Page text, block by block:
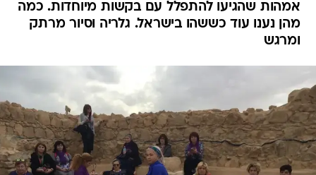
אמהות שהגיעו להתפלל עם בקשות מיוחדות. כמה
מהן נענו עוד כששהו בישראל. גלריה וסיור מרתק
ומרגש